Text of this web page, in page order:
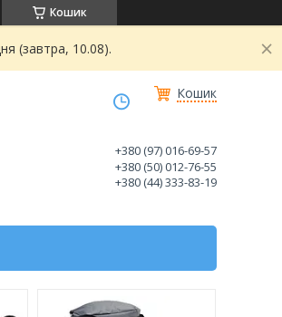
Кошик
(завтра, 10.08).
Кошик
+380 (97) 016-69-57
+380 (50) 012-76-55
+380 (44) 333-83-19